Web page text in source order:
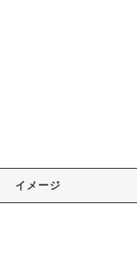
イメージ